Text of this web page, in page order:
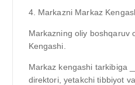
4. Markazni Markaz
Markazning oliy
Kengashi.
Markaz kengashi tarkibiga
direktori, yetakchi tibbiyot